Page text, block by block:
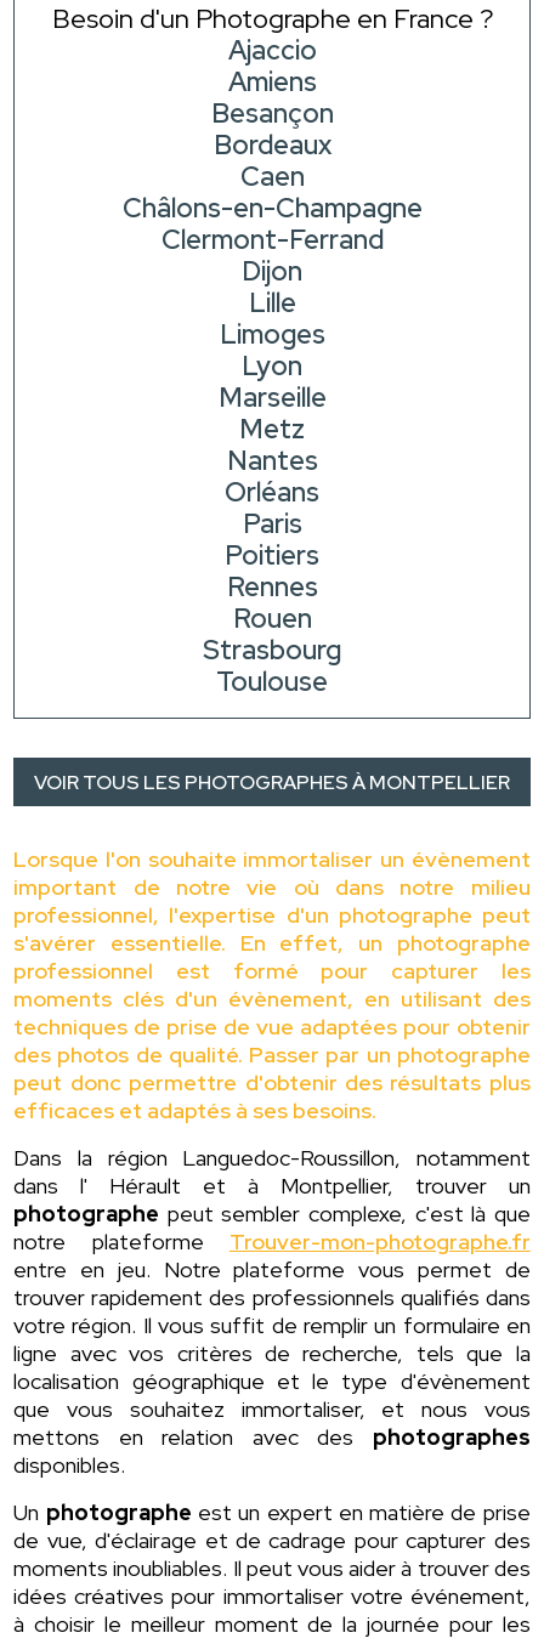
Besoin d'un Photographe en France ?
Ajaccio
Amiens
Besançon
Bordeaux
Caen
Châlons-en-Champagne
Clermont-Ferrand
Dijon
Lille
Limoges
Lyon
Marseille
Metz
Nantes
Orléans
Paris
Poitiers
Rennes
Rouen
Strasbourg
Toulouse
VOIR TOUS LES PHOTOGRAPHES À MONTPELLIER
Lorsque l'on souhaite immortaliser un évènement
important de notre vie où dans notre milieu
professionnel, l'expertise d'un photographe peut
s'avérer essentielle. En effet, un photographe
professionnel est formé pour capturer les
moments clés d'un évènement, en utilisant des
techniques de prise de vue adaptées pour obtenir
des photos de qualité. Passer par un photographe
peut donc permettre d'obtenir des résultats plus
efficaces et adaptés à ses besoins.
Dans la région Languedoc-Roussillon, notamment
dans l' Hérault et à Montpellier, trouver un
photographe peut sembler complexe, c'est là que
notre plateforme Trouver-mon-photographe.fr
entre en jeu. Notre plateforme vous permet de
trouver rapidement des professionnels qualifiés dans
votre région. Il vous suffit de remplir un formulaire en
ligne avec vos critères de recherche, tels que la
localisation géographique et le type d'évènement
que vous souhaitez immortaliser, et nous vous
mettons en relation avec des photographes
disponibles.
Un photographe est un expert en matière de prise
de vue, d'éclairage et de cadrage pour capturer des
moments inoubliables. Il peut vous aider à trouver des
idées créatives pour immortaliser votre événement,
à choisir le meilleur moment de la journée pour les